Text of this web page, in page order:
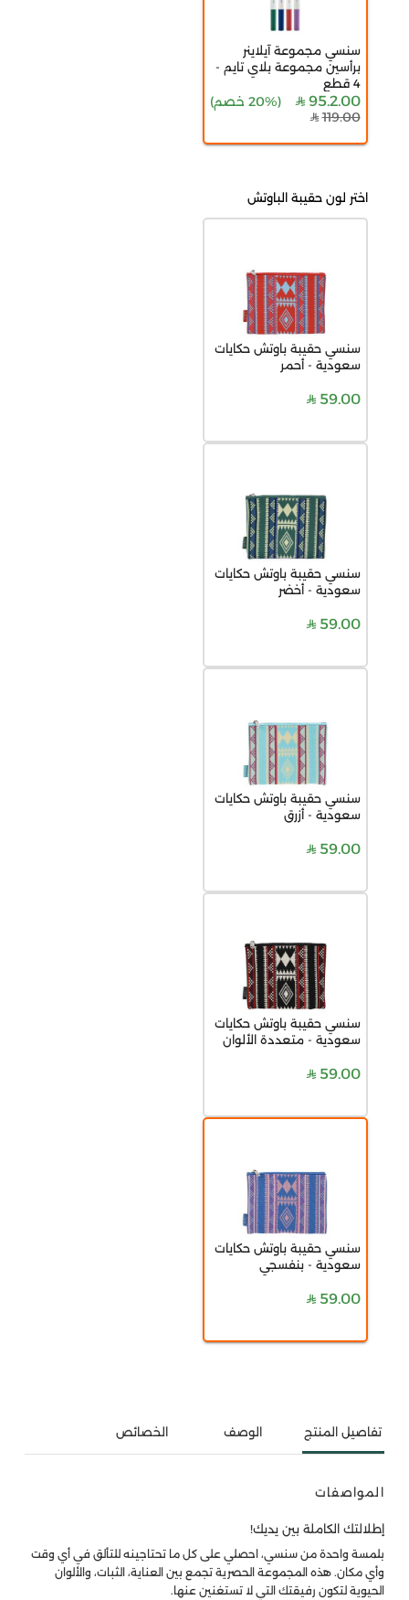
سنسي مجموعة آيلاينر
برأسين مجموعة بلاي تايم -
4 قطع
95.2.00
(20% خصم
)
119.00
اختر لون حقيبة الباوتش
سنسي حقيبة باوتش حكايات
سعودية - أحمر
59.00
سنسي حقيبة باوتش حكايات
سعودية - أخضر
59.00
سنسي حقيبة باوتش حكايات
سعودية - أزرق
59.00
سنسي حقيبة باوتش حكايات
سعودية - متعددة الألوان
59.00
سنسي حقيبة باوتش حكايات
سعودية - بنفسجي
59.00
تفاصيل المنتج الوصف الخصائص
المواصفات
إطلالتك الكاملة بين يديك!
بلمسة واحدة من سنسي، احصلي على كل ما تحتاجينه للتألق في أي وقت
وأي مكان. هذه المجموعة الحصرية تجمع بين العناية، الثبات، والألوان
الحيوية لتكون رفيقتك التي لا تستغنين عنها.